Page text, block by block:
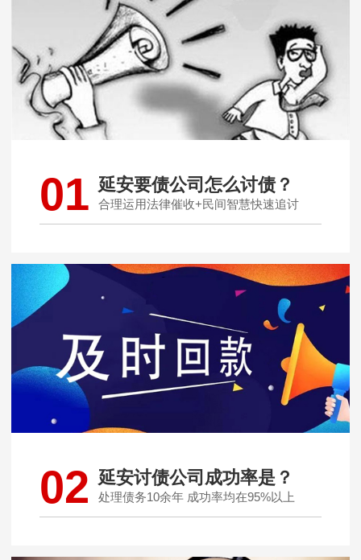
01 延安要债公司怎么讨债？
合理运用法律催收+民间智慧快速追讨
02 延安讨债公司成功率是？
处理债务10余年 成功率均在95%以上